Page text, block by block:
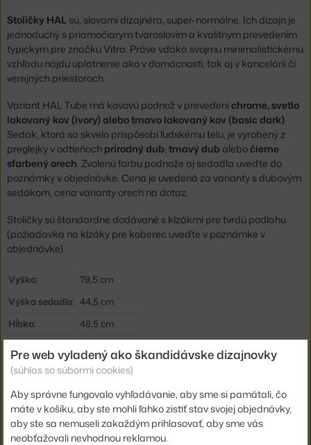
Stoličky HAL sú, slovami dizajnéra, super-normálne. Ich dizajn je
jednoduchý s priamočiarym tvaroslovím a kvalitným prevedením
typickým pre značku Vitra. Práve vďaka svojmu minimalistickému
vzhľadu nájdu uplatnenie ako v domácnosti, tak aj v kancelárii či
verejných priestoroch.
Variant HAL Tube má kovovú podnož v prevedeníchrome, svetlo
lakovaný kov (ivory) alebo tmavo lakovaný kov (basic dark).
Sedák, ktorá sa skvelo prispôsobí ľudskému telu, je vyrobený z
preglejky v odtieňoch prírodný dub, tmavý dub alebočierne
sfarbený orech. Zvolenú farbu podnože aj sedadla uveďte do
poznámky v objednávke. Cena je uvedená za varianty s dubovým
sedákom, cena varianty orech na dotaz.
Stoličky sú štandardne dodávané s klzákmi pre tvrdú podlahu
(požiadavka na klzáky pre koberec uveďte v poznámke v
objednávke).
Výška:
79,5 cm
Výška sedadla: 44,5 cm
Hĺbka:
48,5 cm
Podrúčky:
bez podrúčok
Farba:
svetlé drevo
Materiál:
preglejka, kov
Stohovateľné:
nie
Pre web vyladený ako škandidávske dizajnovky
(súhlas so súbormi cookies)
Aby správne fungovalo vyhľadávanie, aby sme si pamätali, čo
máte v košíku, aby ste mohli ľahko zistiť stav svojej objednávky,
aby ste sa nemuseli zakaždým prihlasovať, aby sme vás
neobťažovali nevhodnou reklamou.